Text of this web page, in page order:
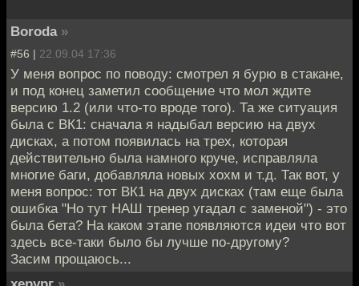
Boroda »
#56 | 22.09.04 17:36
У меня вопрос по поводу: смотрел я бурю в стакане,
и под конец заметил сообщение что мол ждите
версию 1.2 (или что-то вроде того). Та же ситуация
была с ВК1: сначала я надыбал версию на двух
дисках, а потом появилась на трех, которая
действительно была намного круче, исправляла
многие баги, добавляла новых хохм и т.д. Так вот, у
меня вопрос: тот ВК1 на двух дисках (там еще была
ошибка "Но тут НАШ тренер угадал с заменой") - это
была бета? На каком этапе появляются идеи что вот
здесь все-таки было бы лучше по-другому?
Засим прощаюсь...